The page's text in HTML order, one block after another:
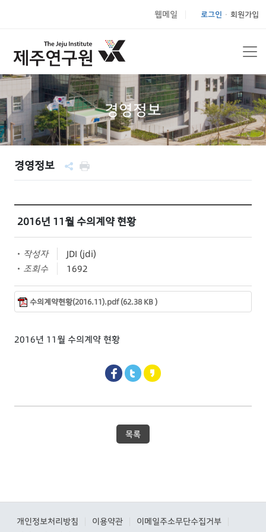
웹메일 로그인 회원가입
경영정보
경영정보
2016년 11월 수의계약 현황
작성자
JDI (jdi)
조회수
1692
수의계약현황(2016.11).pdf (62.38 KB )
2016년 11월 수의계약 현황
목록
개인정보처리방침 이용약관 이메일주소무단수집거부